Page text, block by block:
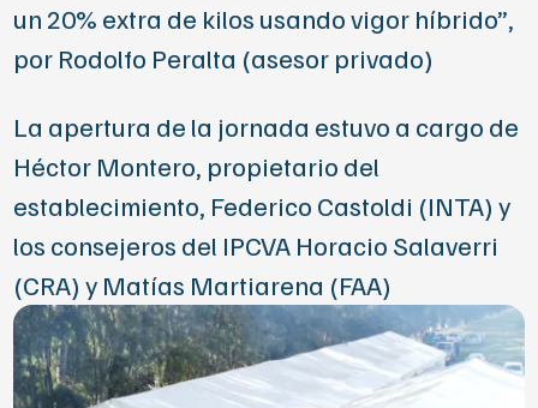
un 20% extra de kilos usando vigor híbrido”,
por Rodolfo Peralta (asesor privado)
La apertura de la jornada estuvo a cargo de
Héctor Montero, propietario del
establecimiento, Federico Castoldi (INTA) y
los consejeros del IPCVA Horacio Salaverri
(CRA) y Matías Martiarena (FAA)